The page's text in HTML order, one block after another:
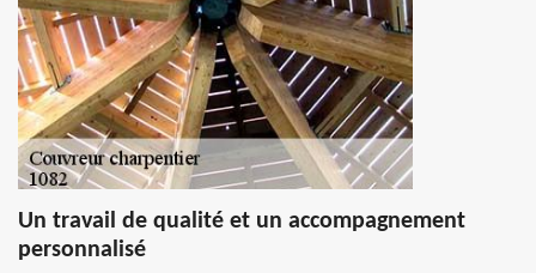
Un travail de qualité et un accompagnement
personnalisé